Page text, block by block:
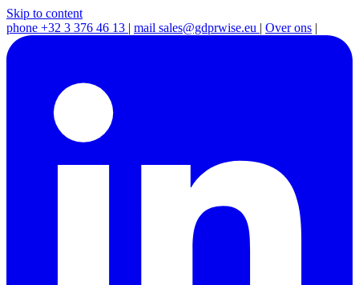
Skip to content
phone +32 3 376 46 13 | mail sales@gdprwise.eu | Over ons |